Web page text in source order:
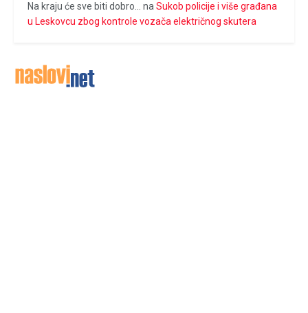
Na kraju će sve biti dobro... naSukob policije i više građana
u Leskovcu zbog kontrole vozača električnog skutera